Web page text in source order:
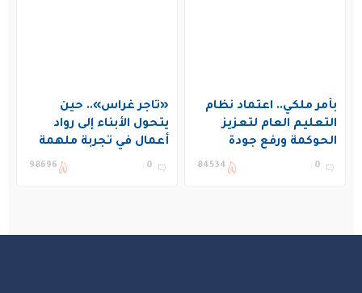
بأمر ملكي.. اعتماد نظام
التعليم العام لتعزيز
الحوكمة ورفع جودة
التعليم في المملكة
0
84534
«تاجر غراس».. حين
يتحول الأبناء إلى رواد
أعمال في تجربة ملهمة
بنادي غراس الصيفي
0
98696